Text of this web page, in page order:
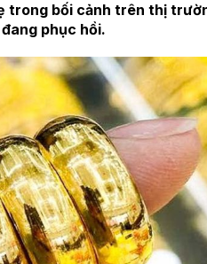
trong bối cảnh trên thị
phục hồi.